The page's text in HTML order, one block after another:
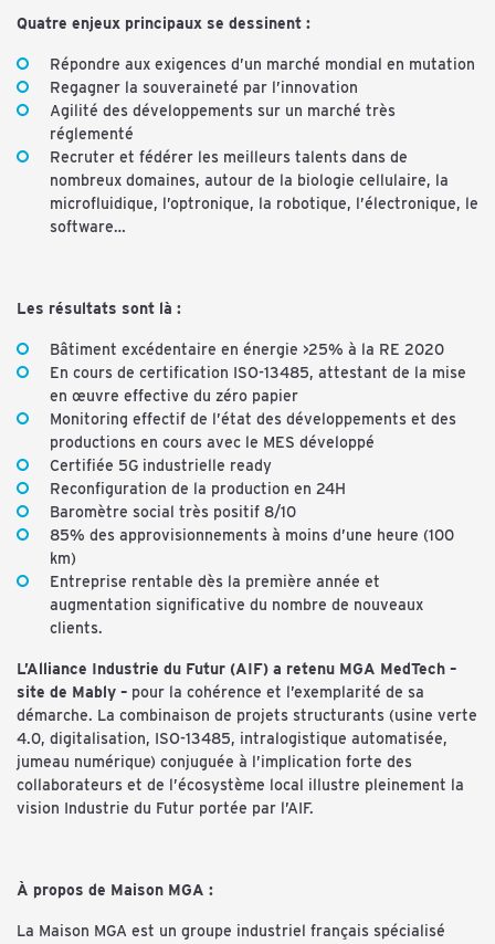
Quatre enjeux principaux se dessinent :
Répondre aux exigences d’un marché mondial en mutation
Regagner la souveraineté par l’innovation
Agilité des développements sur un marché très
réglementé
Recruter et fédérer les meilleurs talents dans de
nombreux domaines, autour de la biologie cellulaire, la
microfluidique, l’optronique, la robotique, l’électronique, le
software…
Les résultats sont là :
Bâtiment excédentaire en énergie >25% à la RE 2020
En cours de certification ISO-13485, attestant de la mise
en œuvre effective du zéro papier
Monitoring effectif de l’état des développements et des
productions en cours avec le MES développé
Certifiée 5G industrielle ready
Reconfiguration de la production en 24H
Baromètre social très positif 8/10
85% des approvisionnements à moins d’une heure (100
km)
Entreprise rentable dès la première année et
augmentation significative du nombre de nouveaux
clients.
L’Alliance Industrie du Futur (AIF) a retenu MGA MedTech –
site de Mably – pour la cohérence et l’exemplarité de sa
démarche. La combinaison de projets structurants (usine verte
4.0, digitalisation, ISO-13485, intralogistique automatisée,
jumeau numérique) conjuguée à l’implication forte des
collaborateurs et de l’écosystème local illustre pleinement la
vision Industrie du Futur portée par l’AIF.
À propos de Maison MGA :
La Maison MGA est un groupe industriel français spécialisé